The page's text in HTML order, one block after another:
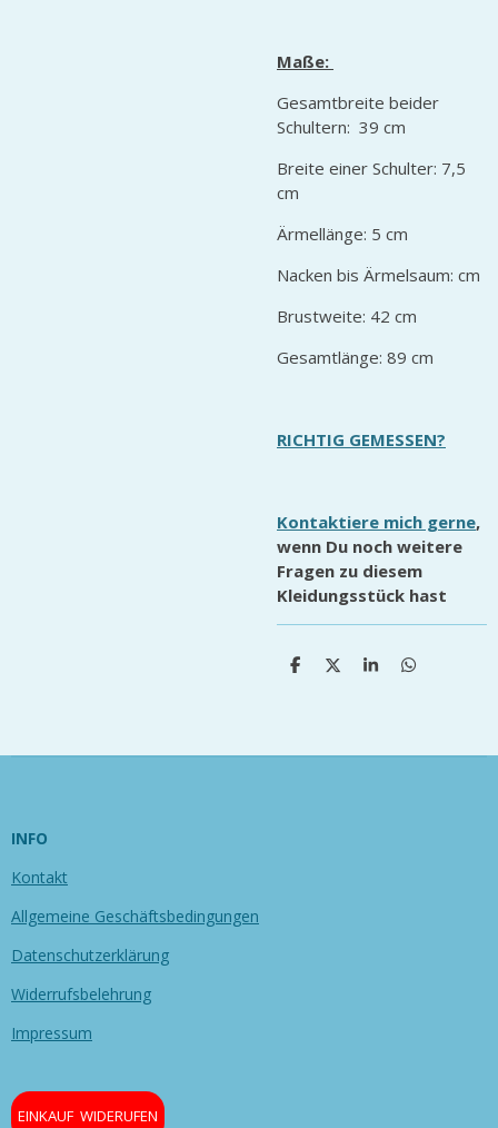
Maße:
Gesamtbreite beider
Schultern: 39 cm
Breite einer Schulter: 7,5
cm
Ärmellänge: 5 cm
Nacken bis Ärmelsaum: cm
Brustweite: 42 cm
Gesamtlänge: 89 cm
RICHTIG GEMESSEN?
Kontaktiere mich gerne,
wenn Du noch weitere
Fragen zu diesem
Kleidungsstück hast
T
n
T
n
T
n
T
n
INFO
Kontakt
Allgemeine Geschäftsbedingungen
Datenschutzerklärung
Widerrufsbelehrung
Impressum
EINKAUF WIDERUFEN